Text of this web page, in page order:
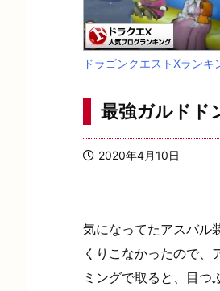
ドラゴンクエストXランキ
最強ガルドド
2020年4月10日
気になってたアスバル
くりこなかったので、
ミングで取ると、目つ